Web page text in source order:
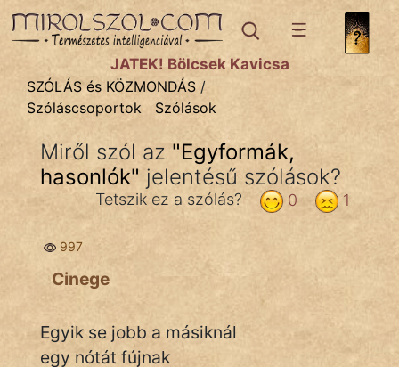
SZÓLÁS ÉS KÖZMONDÁStémák:
Bibliai
Kifejezések
Közmondások
Rímelő
Szóláscsoportok
Szólások
Tréfás
JÁTÉK! Bölcsek Kavicsa
SZÓLÁS és KÖZMONDÁS /
Szóláscsoportok
Szólások
Miről szól az "Egyformák,
hasonlók" jelentésű szólások?
1
0
Tetszik ez a szólás?
997
Cinege
Egyik se jobb a másiknál
egy nótát fújnak